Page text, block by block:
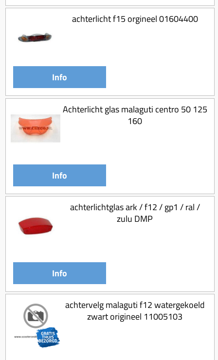
achterlicht f15 orgineel 01604400
Info
Achterlicht glas malaguti centro 50 125
160
Info
achterlichtglas ark / f12 / gp1 / ral /
zulu DMP
Info
achtervelg malaguti f12 watergekoeld
zwart origineel 11005103